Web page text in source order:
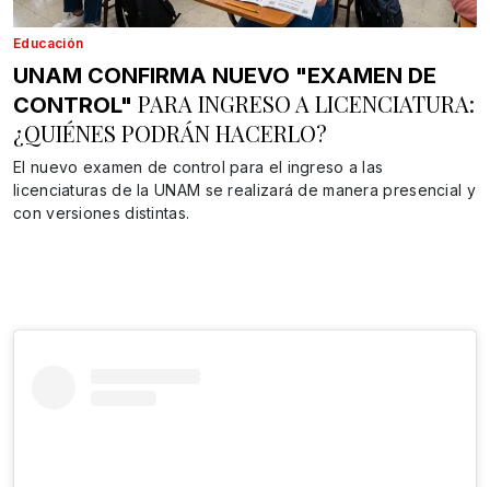
Educación
UNAM CONFIRMA NUEVO "EXAMEN DE
CONTROL" PARA INGRESO A LICENCIATURA:
¿QUIÉNES PODRÁN HACERLO?
El nuevo examen de control para el ingreso a las
licenciaturas de la UNAM se realizará de manera presencial y
con versiones distintas.